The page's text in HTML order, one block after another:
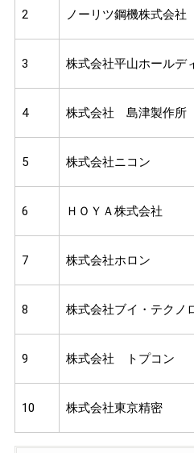
2 ノーリツ鋼機株式会社
3 株式会社平山ホールデ
4 株式会社 島津製作所
5 株式会社ニコン
6 ＨＯＹＡ株式会社
7 株式会社ホロン
8 株式会社ブイ・テクノ
9 株式会社 トプコン
10 株式会社東京精密